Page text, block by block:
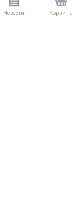
Новости Корзина